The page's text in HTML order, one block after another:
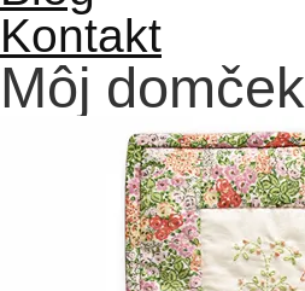
Kontakt
Môj domček